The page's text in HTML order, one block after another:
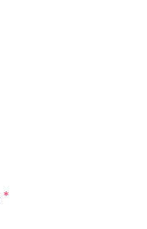
*